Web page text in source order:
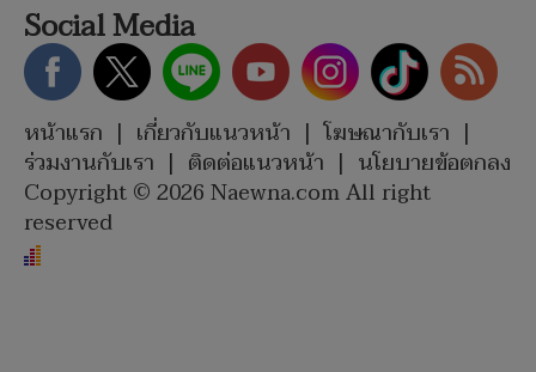
Social Media
หน้าแรก | เกี่ยวกับแนวหน้า | โฆษณากับเรา |
ร่วมงานกับเรา | ติดต่อแนวหน้า | นโยบายข้อตกลง
Copyright © 2026 Naewna.com All right
reserved